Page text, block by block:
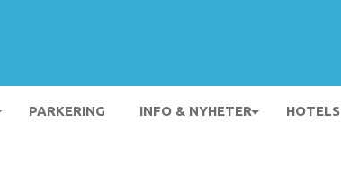
PARKERING INFO & NYHETER HOTELS